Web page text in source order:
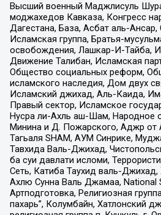
Высший военный Маджлисуль
моджахедов Кавказа, Конгресс
Дагестана, База, Асбат аль-
Исламская группа, Братья-
освобождения, Лашкар-И-Тайба,
Движение Талибан, Исламская
Общество социальных реформ,
исламского наследия, Дом двух
Исламский джихад, Аль-Каида,
Правый сектор, Исламское
Нусра ли-Ахль аш-Шам, Народное
Минина и Д. Пожарского, Аджр от
Тагьаля SHAM, АУМ Синрике,
Тавхида Валь-Джихад,
ба суи давлати исломи,
Сеть, Катиба Таухид валь-
Ахлю Сунна Валь Джамаа, National
Артподготовка, Религиозная
пахарь”, Колумбайн, Хатлонский